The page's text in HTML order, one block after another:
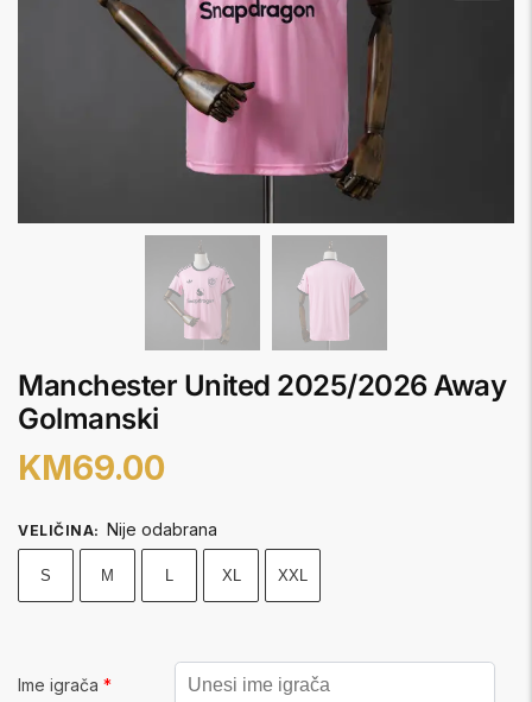
Manchester United 2025/2026 Away
Golmanski
KM69.00
VELIČINA: Nije odabrana
S M L XL XXL
Ime igrača *